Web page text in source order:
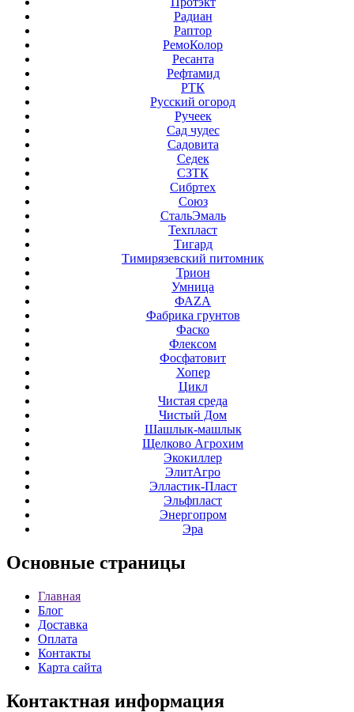
Радиан
Раптор
РемоКолор
Ресанта
Рефтамид
РТК
Русский огород
Ручеек
Сад чудес
Садовита
Седек
СЗТК
Сибртех
Союз
СтальЭмаль
Техпласт
Тигард
Тимирязевский питомник
Трион
Умница
ФАZА
Фабрика грунтов
Фаско
Флексом
Фосфатовит
Хопер
Цикл
Чистая среда
Чистый Дом
Шашлык-машлык
Щелково Агрохим
Экокиллер
ЭлитАгро
Элластик-Пласт
Эльфпласт
Энергопром
Эра
Основные страницы
Главная
Блог
Доставка
Оплата
Контакты
Карта сайта
Контактная информация